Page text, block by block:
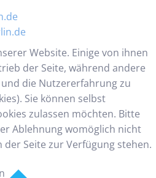
Website. Einige von ihnen
der Seite, während andere
die Nutzererfahrung zu
Sie können selbst
zulassen möchten. Bitte
Ablehnung womöglich nicht
Seite zur Verfügung stehen.